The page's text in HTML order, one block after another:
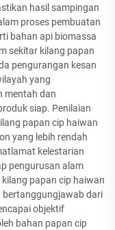
hasil sampingan
proses pembuatan
bahan api biomassa
sekitar kilang papan
pengurangan kesan
yang
mentah dan
siap. Penilaian
papan cip haiwan
yang lebih rendah
kelestarian
pengurusan alam
papan cip haiwan
bertanggungjawab dari
objektif
bahan papan cip